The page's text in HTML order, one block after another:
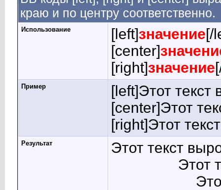
краю и по центру соответственно.
Использование [left]значение[/
[center]
[right]значение
Пример
[left]Этот
[center]Этот
[right]Этот
Результат
Этот текст
Этот